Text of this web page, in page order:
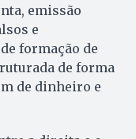
emissão
e
formação de
de forma
de dinheiro e